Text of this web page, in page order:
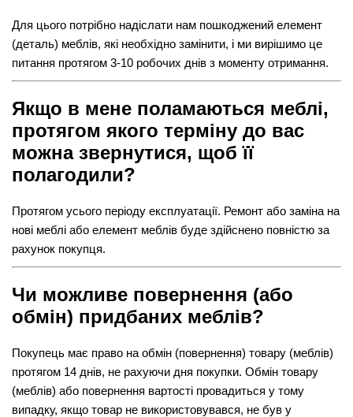
Для цього потрібно надіслати нам пошкоджений елемент
(деталь) меблів, які необхідно замінити, і ми вирішимо це
питання протягом 3-10 робочих днів з моменту отримання.
Якщо в мене поламаються меблі,
протягом якого терміну до вас
можна звернутися, щоб її
полагодили?
Протягом усього періоду експлуатації. Ремонт або заміна на
нові меблі або елемент меблів буде здійснено повністю за
рахунок покупця.
Чи можливе повернення (або
обмін) придбаних меблів?
Покупець має право на обмін (повернення) товару (меблів)
протягом 14 днів, не рахуючи дня покупки. Обмін товару
(меблів) або повернення вартості провадиться у тому
випадку, якщо товар не використовувався, не був у